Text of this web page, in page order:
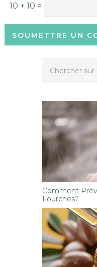
10 + 10 =
Comment
Fourches?